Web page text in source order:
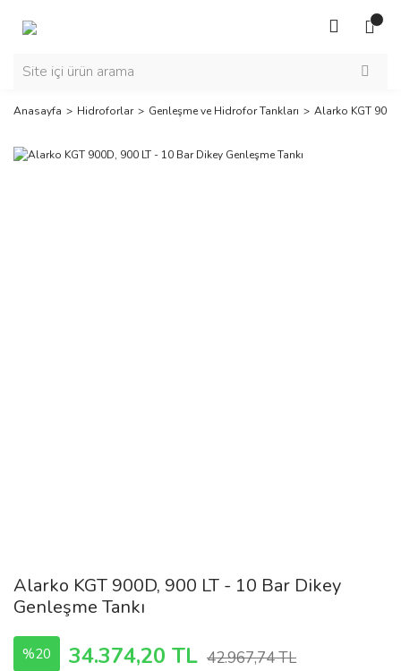
Anasayfa Hidroforlar Genleşme ve Hidrofor Tankları Alarko KGT
Alarko KGT 900D, 900 LT - 10 Bar Dikey
Genleşme Tankı
%20 34.374,20 TL 42.967,74 TL